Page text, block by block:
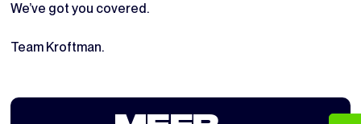
We’ve got you covered.
Team Kroftman.